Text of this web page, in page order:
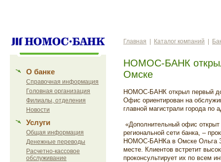
О банке
Справочная информация
Головная организация
Филиалы, отделения
Новости
Услуги
Общая информация
Денежные переводы
Расчетно-кассовое
обслуживание
Главная Каталог компаний
НОМОС-БАНК
Омске
НОМОС-БАНК открыл первый
Офис ориентирован на
главной магистрали города по
«Дополнительный офис
региональной сети банка, –
НОМОС-БАНКа в Омске Ольга
месте. Клиентов встретит
проконсультирует их по всем